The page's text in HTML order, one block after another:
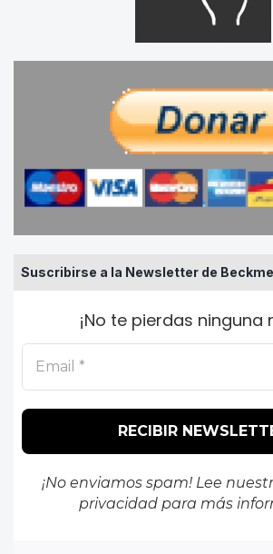
Suscribirse a la Newsletter de
¡No te pierdas ninguna
¡No enviamos spam! Lee
privacidadpara más